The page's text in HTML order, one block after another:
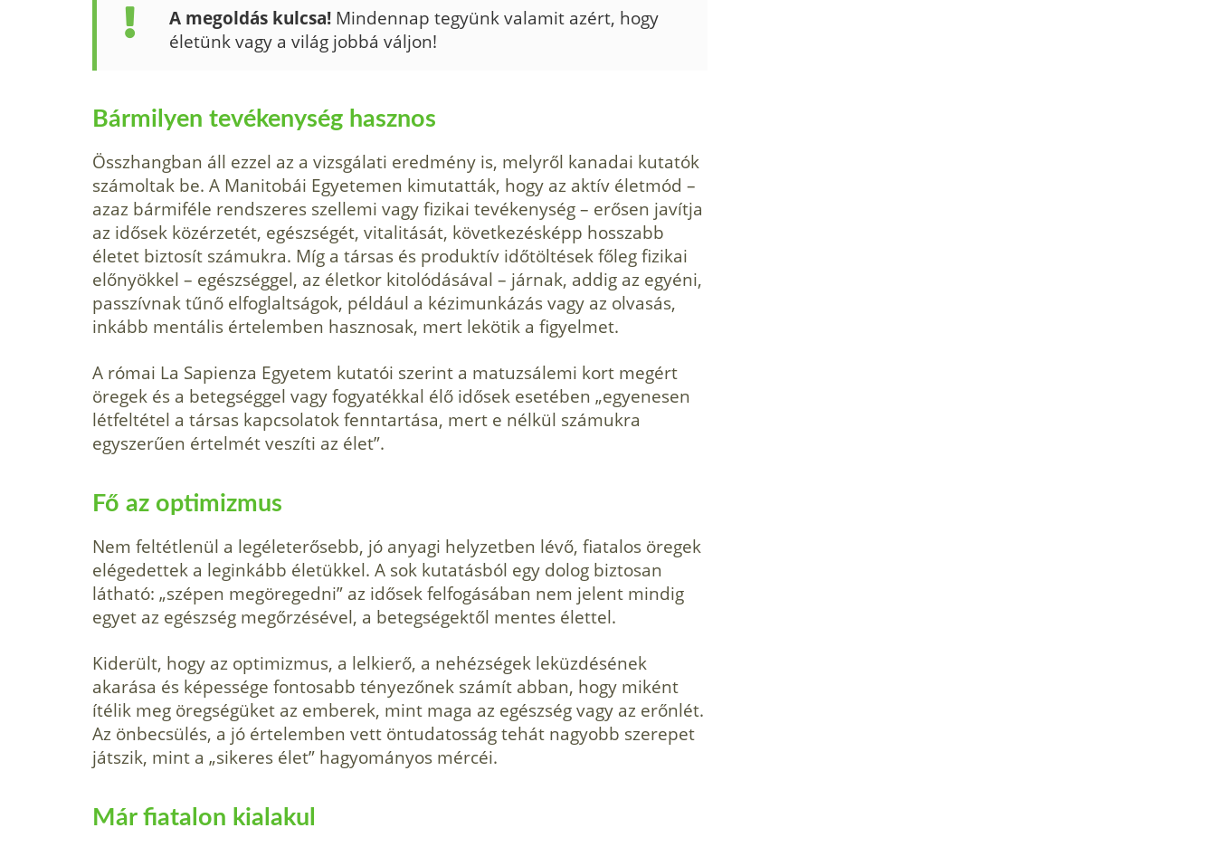
A megoldás kulcsa! Mindennap tegyünk valamit azért, hogy
életünk vagy a világ jobbá váljon!
Bármilyen tevékenység hasznos
Összhangban áll ezzel az a vizsgálati eredmény is, melyről kanadai kutatók
számoltak be. A Manitobái Egyetemen kimutatták, hogy az aktív életmód –
azaz bármiféle rendszeres szellemi vagy fizikai tevékenység – erősen javítja
az idősek közérzetét, egészségét, vitalitását, következésképp hosszabb
életet biztosít számukra. Míg a társas és produktív időtöltések főleg fizikai
előnyökkel – egészséggel, az életkor kitolódásával – járnak, addig az egyéni,
passzívnak tűnő elfoglaltságok, például a kézimunkázás vagy az olvasás,
inkább mentális értelemben hasznosak, mert lekötik a figyelmet.
A római La Sapienza Egyetem kutatói szerint a matuzsálemi kort megért
öregek és a betegséggel vagy fogyatékkal élő idősek esetében „egyenesen
létfeltétel a társas kapcsolatok fenntartása, mert e nélkül számukra
egyszerűen értelmét veszíti az élet”.
Fő az optimizmus
Nem feltétlenül a legéleterősebb, jó anyagi helyzetben lévő, fiatalos öregek
elégedettek a leginkább életükkel. A sok kutatásból egy dolog biztosan
látható: „szépen megöregedni” az idősek felfogásában nem jelent mindig
egyet az egészség megőrzésével, a betegségektől mentes élettel.
Kiderült, hogy az optimizmus, a lelkierő, a nehézségek leküzdésének
akarása és képessége fontosabb tényezőnek számít abban, hogy miként
ítélik meg öregségüket az emberek, mint maga az egészség vagy az erőnlét.
Az önbecsülés, a jó értelemben vett öntudatosság tehát nagyobb szerepet
játszik, mint a „sikeres élet” hagyományos mércéi.
Már fiatalon kialakul